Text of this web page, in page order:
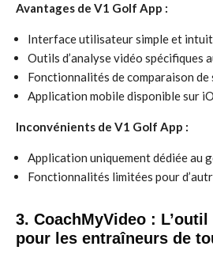
Avantages de V1 Golf App :
Interface utilisateur simple et
Outils d’analyse vidéo spécifiques
Fonctionnalités de comparaison
Application mobile disponible sur
Inconvénients de V1 Golf App :
Application uniquement dédiée au
Fonctionnalités limitées pour
3. CoachMyVideo :
pour les entraîneurs de